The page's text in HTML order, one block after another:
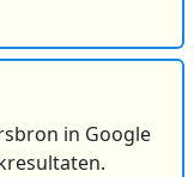
in Google